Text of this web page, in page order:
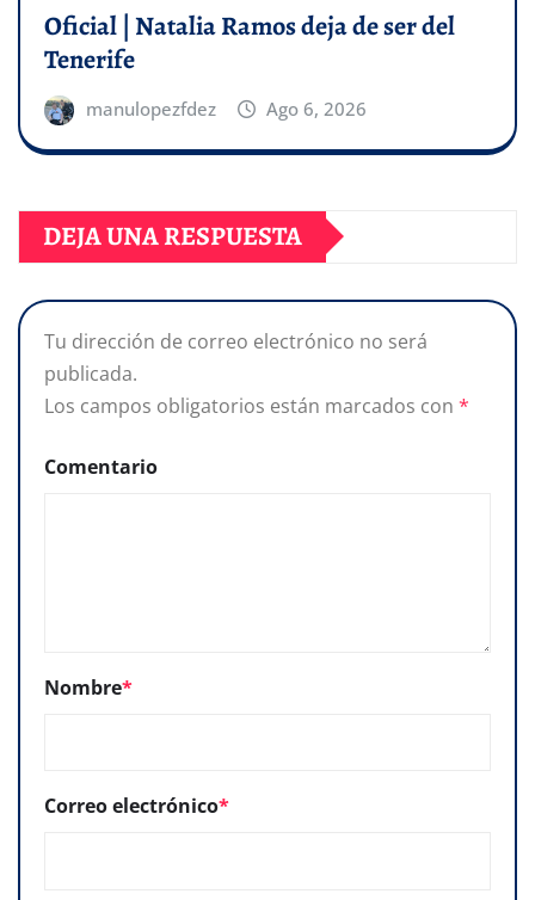
Oficial | Natalia Ramos deja de ser del
Tenerife
manulopezfdez Ago 6, 2026
DEJA UNA RESPUESTA
Tu dirección de correo electrónico no será
publicada.
Los campos obligatorios están marcados con *
Comentario
Nombre*
Correo electrónico*